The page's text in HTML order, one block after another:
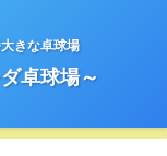
きな卓球場
卓球場～